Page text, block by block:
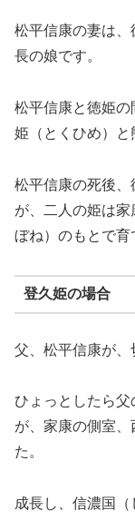
松平信康の妻は
長の娘です。
松平信康と徳姫の
姫（とくひめ）と
松平信康の死後、
が、二人の姫は
ぼね）のもとで育
登久姫の場合
父、松平信康が、
ひょっとしたら
が、家康の側室
た。
成長し、信濃国